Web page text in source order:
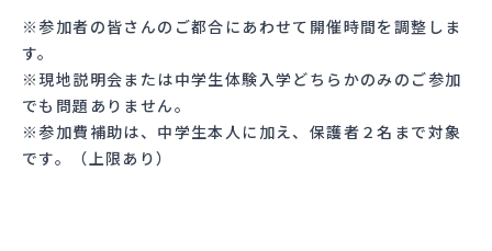
※参加者の皆さんのご都合にあわせて開催時間を調整しま
す。
※現地説明会または中学生体験入学どちらかのみのご参加
でも問題ありません。
※参加費補助は、中学生本人に加え、保護者２名まで対象
です。（上限あり）